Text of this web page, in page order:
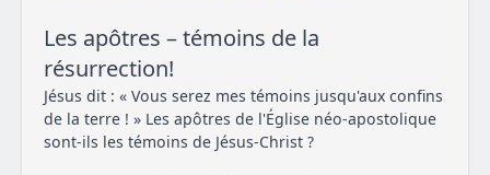
Les apôtres – témoins de la
résurrection!
Jésus dit : « Vous serez mes témoins jusqu'aux confins
de la terre ! » Les apôtres de l'Église néo-apostolique
sont-ils les témoins de Jésus-Christ ?